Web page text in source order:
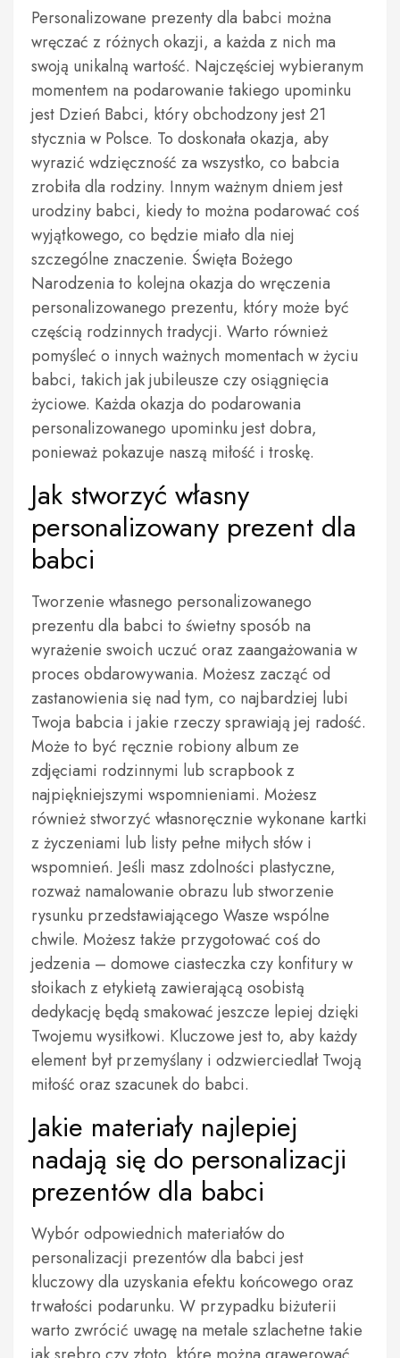
Personalizowane prezenty dla babci można
wręczać z różnych okazji, a każda z nich ma
swoją unikalną wartość. Najczęściej wybieranym
momentem na podarowanie takiego upominku
jest Dzień Babci, który obchodzony jest 21
stycznia w Polsce. To doskonała okazja, aby
wyrazić wdzięczność za wszystko, co babcia
zrobiła dla rodziny. Innym ważnym dniem jest
urodziny babci, kiedy to można podarować coś
wyjątkowego, co będzie miało dla niej
szczególne znaczenie. Święta Bożego
Narodzenia to kolejna okazja do wręczenia
personalizowanego prezentu, który może być
częścią rodzinnych tradycji. Warto również
pomyśleć o innych ważnych momentach w życiu
babci, takich jak jubileusze czy osiągnięcia
życiowe. Każda okazja do podarowania
personalizowanego upominku jest dobra,
ponieważ pokazuje naszą miłość i troskę.
Jak stworzyć własny
personalizowany prezent dla
babci
Tworzenie własnego personalizowanego
prezentu dla babci to świetny sposób na
wyrażenie swoich uczuć oraz zaangażowania w
proces obdarowywania. Możesz zacząć od
zastanowienia się nad tym, co najbardziej lubi
Twoja babcia i jakie rzeczy sprawiają jej radość.
Może to być ręcznie robiony album ze
zdjęciami rodzinnymi lub scrapbook z
najpiękniejszymi wspomnieniami. Możesz
również stworzyć własnoręcznie wykonane kartki
z życzeniami lub listy pełne miłych słów i
wspomnień. Jeśli masz zdolności plastyczne,
rozważ namalowanie obrazu lub stworzenie
rysunku przedstawiającego Wasze wspólne
chwile. Możesz także przygotować coś do
jedzenia – domowe ciasteczka czy konfitury w
słoikach z etykietą zawierającą osobistą
dedykację będą smakować jeszcze lepiej dzięki
Twojemu wysiłkowi. Kluczowe jest to, aby każdy
element był przemyślany i odzwierciedlał Twoją
miłość oraz szacunek do babci.
Jakie materiały najlepiej
nadają się do personalizacji
prezentów dla babci
Wybór odpowiednich materiałów do
personalizacji prezentów dla babci jest
kluczowy dla uzyskania efektu końcowego oraz
trwałości podarunku. W przypadku biżuterii
warto zwrócić uwagę na metale szlachetne takie